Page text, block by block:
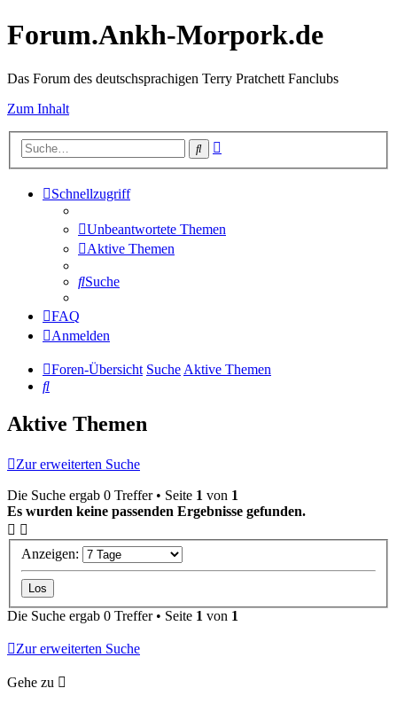
Forum.Ankh-Morpork.de
Das Forum des deutschsprachigen Terry Pratchett Fanclubs
Zum Inhalt
Suche
Schnellzugriff
Unbeantwortete Themen
Aktive Themen
Suche
FAQ
Anmelden
Foren-Übersicht SucheAktive Themen
Suche
Aktive Themen
Zur erweiterten Suche
Die Suche ergab 0 Treffer • Seite 1 von 1
Es wurden keine passenden Ergebnisse gefunden.
Anzeigen:
Die Suche ergab 0 Treffer • Seite 1 von 1
Zur erweiterten Suche
Gehe zu